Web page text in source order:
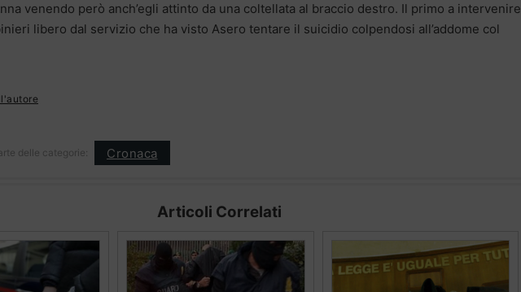
venendo però anch’egli attinto da una coltellata al braccio destro. Il primo a intervenire
libero dal servizio che ha visto Asero tentare il suicidio colpendosi all’addome col
delle categorie: Cronaca
Articoli Correlati